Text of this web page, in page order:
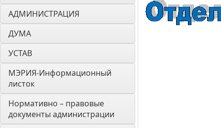
АДМИНИСТРАЦИЯ
ДУМА
УСТАВ
МЭРИЯ-Информационный
листок
Нормативно – правовые
документы администрации